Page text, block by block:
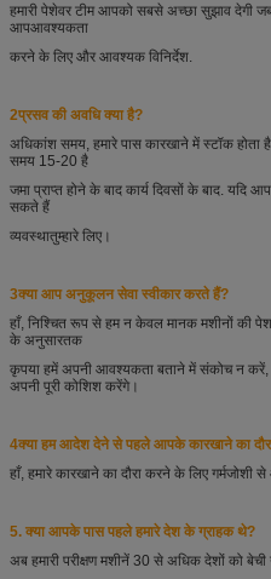
हमारी पेशेवर टीम आपको सबसे अच्छा सुझाव देगी
आपआवश्यकता
करने के लिए और आवश्यक विनिर्देश.
2प्रसव की अवधि क्या है?
अधिकांश समय, हमारे पास कारखाने में स्टॉक होता
समय 15-20 है
जमा प्राप्त होने के बाद कार्य दिवसों के बाद. यदि
सकते हैं
व्यवस्थातुम्हारे लिए।
3क्या आप अनुकूलन सेवा स्वीकार करते हैं?
हाँ, निश्चित रूप से हम न केवल मानक मशीनों
के अनुसारतक
कृपया हमें अपनी आवश्यकता बताने में संकोच न
अपनी पूरी कोशिश करेंगे।
4क्या हम आदेश देने से पहले आपके कारखाने का
हाँ, हमारे कारखाने का दौरा करने के लिए गर्मजोशी
5. क्या आपके पास पहले हमारे देश के ग्राहक थे?
अब हमारी परीक्षण मशीनें 30 से अधिक देशों को